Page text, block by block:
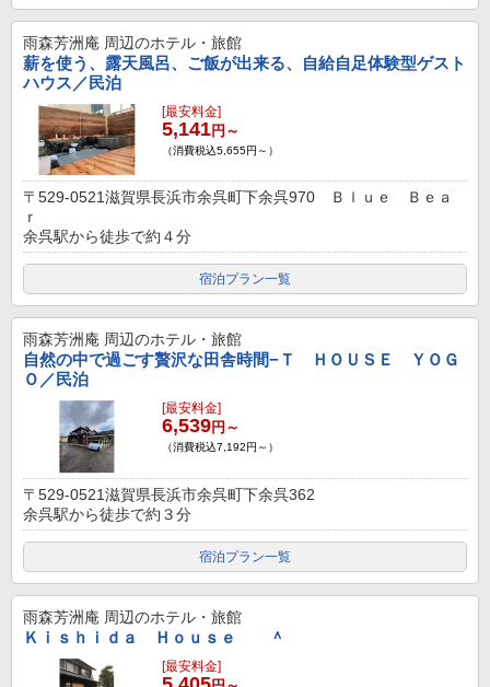
雨森芳洲庵 周辺のホテル・旅館
薪を使う、露天風呂、ご飯が出来る、自給自足体験型ゲスト
ハウス／民泊
[最安料金]
5,141円～
（消費税込5,655円～）
〒529-0521滋賀県長浜市余呉町下余呉970 Ｂｌｕｅ Ｂｅａ
ｒ
余呉駅から徒歩で約４分
宿泊プラン一覧
雨森芳洲庵 周辺のホテル・旅館
自然の中で過ごす贅沢な田舎時間−Ｔ ＨＯＵＳＥ ＹＯＧ
Ｏ／民泊
[最安料金]
6,539円～
（消費税込7,192円～）
〒529-0521滋賀県長浜市余呉町下余呉362
余呉駅から徒歩で約３分
宿泊プラン一覧
雨森芳洲庵 周辺のホテル・旅館
Ｋｉｓｈｉｄａ Ｈｏｕｓｅ ＾
[最安料金]